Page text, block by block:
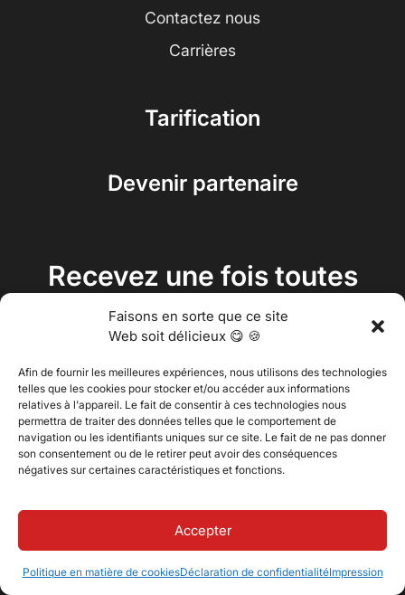
Faisons en sorte que ce site
Web soit délicieux 😋 🍪
Afin de fournir les meilleures expériences, nous utilisons des technologies
telles que les cookies pour stocker et/ou accéder aux informations
relatives à l'appareil. Le fait de consentir à ces technologies nous
permettra de traiter des données telles que le comportement de
navigation ou les identifiants uniques sur ce site. Le fait de ne pas donner
son consentement ou de le retirer peut avoir des conséquences
négatives sur certaines caractéristiques et fonctions.
Accepter
Politique en matière de cookiesDéclaration de confidentialitéImpression
Contactez nous
Carrières
Tarification
Devenir partenaire
Recevez une fois toutes
les deux semaines un
bon conseil dans votre
boîte de réception.